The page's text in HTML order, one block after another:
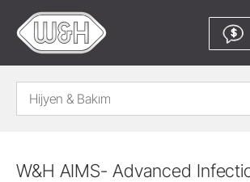
$
Hijyen & Bakım
W&H AIMS- Advanced